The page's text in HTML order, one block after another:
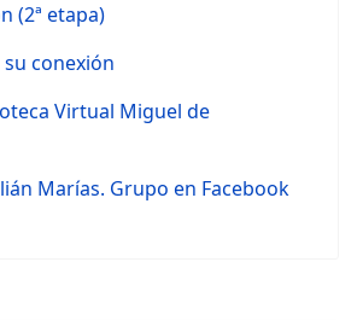
(2ª etapa)
conexión
Virtual Miguel de
Marías. Grupo en Facebook